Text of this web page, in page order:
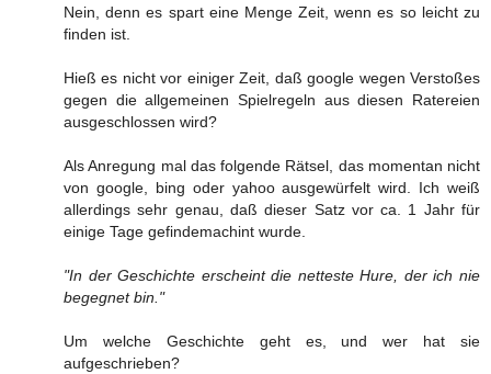
Nein, denn es spart eine Menge Zeit, wenn es so leicht zu
finden ist.
Hieß es nicht vor einiger Zeit, daß google wegen Verstoßes
gegen die allgemeinen Spielregeln aus diesen Ratereien
ausgeschlossen wird?
Als Anregung mal das folgende Rätsel, das momentan nicht
von google, bing oder yahoo ausgewürfelt wird. Ich weiß
allerdings sehr genau, daß dieser Satz vor ca. 1 Jahr für
einige Tage gefindemachint wurde.
"In der Geschichte erscheint die netteste Hure, der ich nie
begegnet bin."
Um welche Geschichte geht es, und wer hat sie
aufgeschrieben?